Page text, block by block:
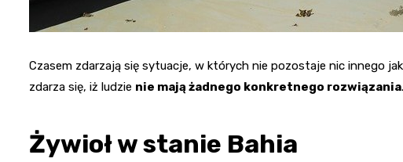
Czasem zdarzają się sytuacje, w których nie pozostaje nic innego
zdarza się, iż ludzie nie mają żadnego konkretnego rozwiązania.
Żywioł w stanie Bahia